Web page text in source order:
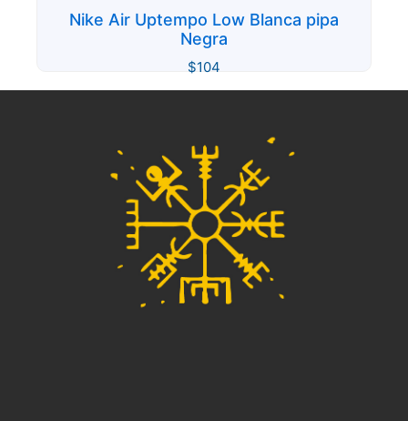
Nike Air Uptempo Low Blanca pipa
Negra
$104